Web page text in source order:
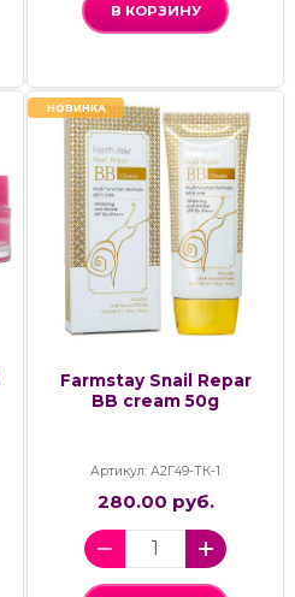
В КОРЗИНУ
НОВИНКА
Farmstay Snail Repar
BB cream 50g
Артикул: А2Г49-ТК-1
280.00 руб.